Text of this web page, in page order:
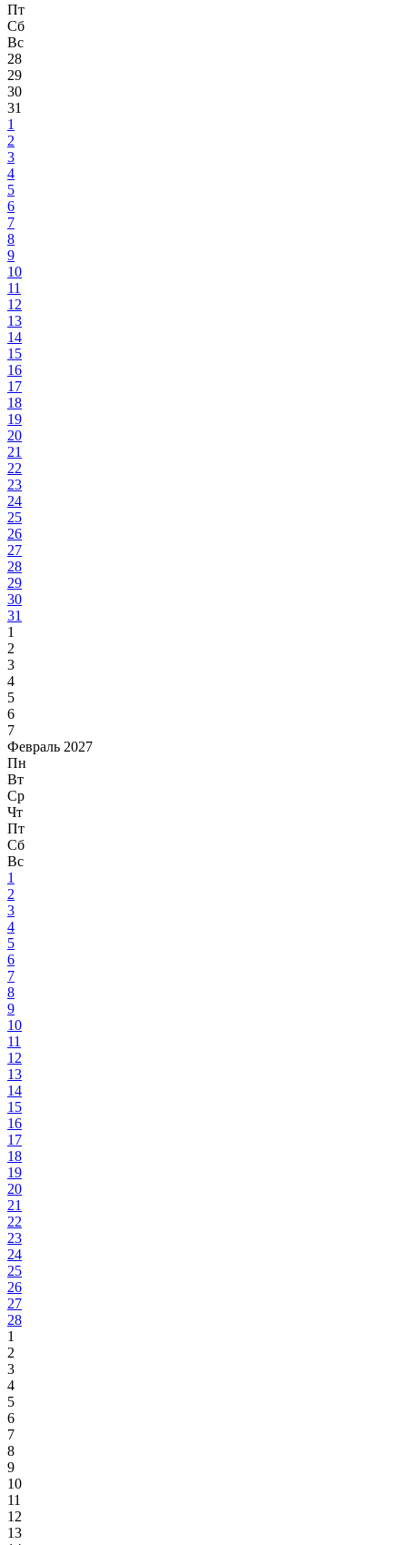
Пт
Сб
Вс
28
29
30
31
1
2
3
4
5
6
7
8
9
10
11
12
13
14
15
16
17
18
19
20
21
22
23
24
25
26
27
28
29
30
31
1
2
3
4
5
6
7
Февраль 2027
Пн
Вт
Ср
Чт
Пт
Сб
Вс
1
2
3
4
5
6
7
8
9
10
11
12
13
14
15
16
17
18
19
20
21
22
23
24
25
26
27
28
1
2
3
4
5
6
7
8
9
10
11
12
13